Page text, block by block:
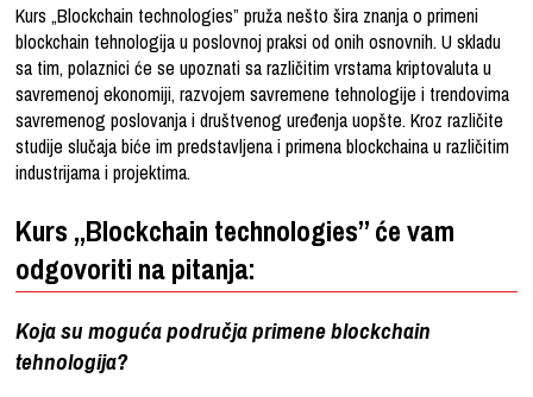
Kurs „Blockchain technologies” pruža nešto šira znanja o primeni
blockchain tehnologija u poslovnoj praksi od onih osnovnih. U skladu
sa tim, polaznici će se upoznati sa različitim vrstama kriptovaluta u
savremenoj ekonomiji, razvojem savremene tehnologije i trendovima
savremenog poslovanja i društvenog uređenja uopšte. Kroz različite
studije slučaja biće im predstavljena i primena blockchaina u različitim
industrijama i projektima.
Kurs „Blockchain technologies” će vam
odgovoriti na pitanja:
Koja su moguća područja primene blockchain
tehnologija?